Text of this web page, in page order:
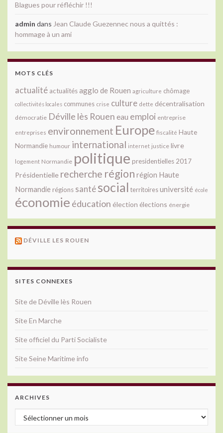
Blagues pour réfléchir !!!
admin dans Jean Claude Guezennec nous a quittés :
hommage à un ami
MOTS CLÉS
actualité actualitésagglo de Rouen agriculture chômage
collectivités locales communes crise culture dette décentralisation
démocratie Déville lès Rouen eau emploi entreprise
entreprises environnement Europe fiscalité Haute
Normandie humour international internet justice livre
logement Normandie politique presidentielles 2017
Présidentielle recherche région région Haute
Normandie régions santésocial territoiresuniversité école
économie éducation élection élections énergie
DÉVILLE LES ROUEN
SITES CONNEXES
Site de Déville lès Rouen
Site En Marche
Site officiel du Parti Socialiste
Site Seine Maritime info
ARCHIVES
Archives